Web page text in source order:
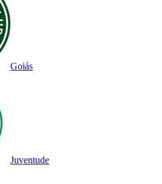
Goiás
Juventude